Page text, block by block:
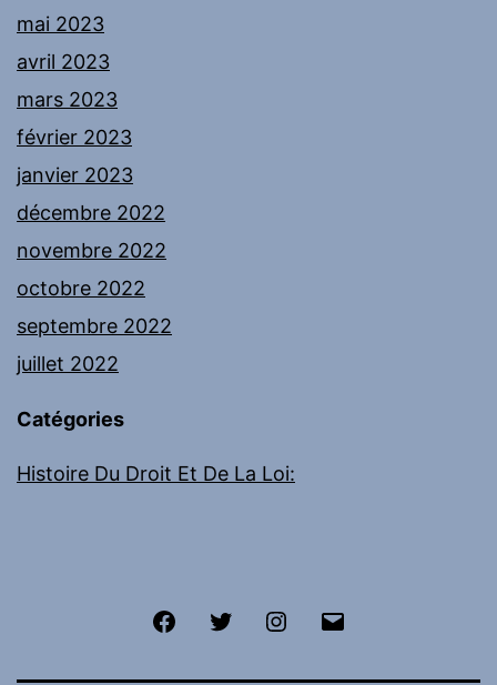
mai 2023
avril 2023
mars 2023
février 2023
janvier 2023
décembre 2022
novembre 2022
octobre 2022
septembre 2022
juillet 2022
Catégories
Histoire Du Droit Et De La Loi:
FacebookTwitter Instagram